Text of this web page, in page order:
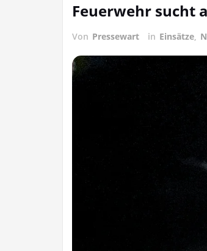
Feuerwehr sucht
Von Pressewart in Einsätze,